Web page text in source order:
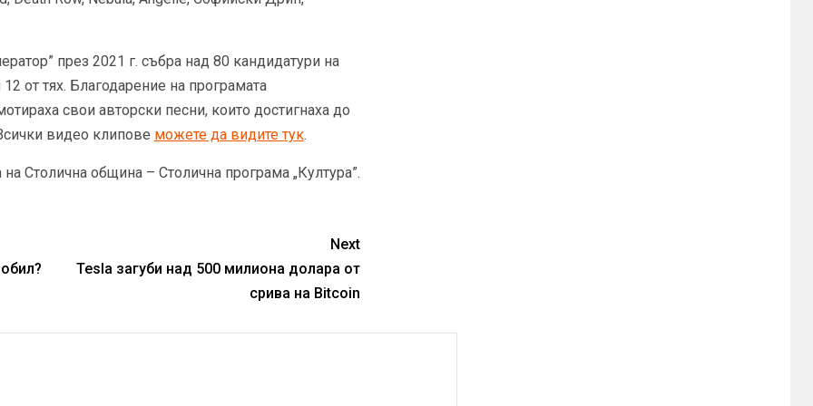
през 2021 г. събра над 80 кандидатури на
от тях. Благодарение на програмата
свои авторски песни, които достигнаха до
видео клипове можете да видите тук.
Столична община – Столична програма „Култура”.
Next
Tesla загуби над 500 милиона долара от
срива на Bitcoin